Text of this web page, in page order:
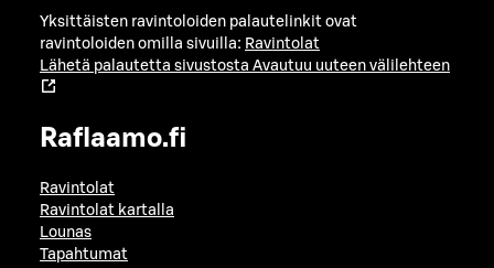
Yksittäisten ravintoloiden palautelinkit ovat
ravintoloiden omilla sivuilla: Ravintolat
Lähetä palautetta sivustosta Avautuu uuteen välilehteen
Raflaamo.fi
Ravintolat
Ravintolat kartalla
Lounas
Tapahtumat